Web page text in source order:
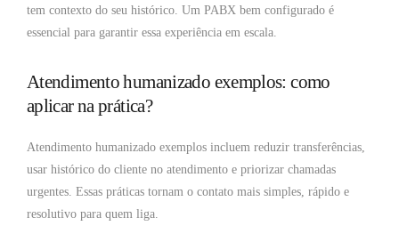
tem contexto do seu histórico. Um PABX bem configurado é
essencial para garantir essa experiência em escala.
Atendimento humanizado exemplos: como
aplicar na prática?
Atendimento humanizado exemplos incluem reduzir transferências,
usar histórico do cliente no atendimento e priorizar chamadas
urgentes. Essas práticas tornam o contato mais simples, rápido e
resolutivo para quem liga.